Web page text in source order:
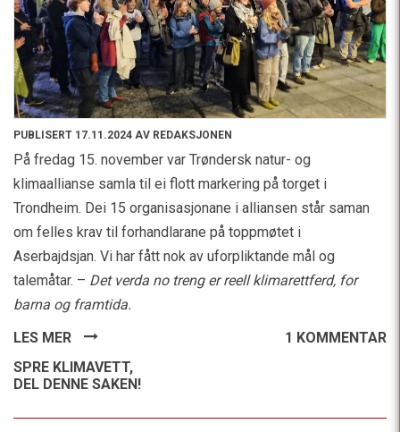
PUBLISERT 17.11.2024 AV REDAKSJONEN
På fredag 15. november var Trøndersk natur- og
klimaallianse samla til ei flott markering på torget i
Trondheim. Dei 15 organisasjonane i alliansen står saman
om felles krav til forhandlarane på toppmøtet i
Aserbajdsjan. Vi har fått nok av uforpliktande mål og
talemåtar. – Det verda no treng er reell klimarettferd, for
barna og framtida.
LES MER
1 KOMMENTAR
SPRE KLIMAVETT,
DEL DENNE SAKEN!